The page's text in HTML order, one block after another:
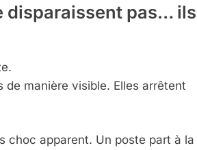
disparaissent pas…
manière visible. Elles arrêtent
choc apparent. Un poste part à la